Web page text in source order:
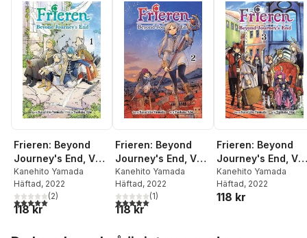
Frieren: Beyond
Journey's End, Vol.
1
Kanehito Yamada
Häftad, 2022
5,0utav 5 stjärnor. Totalt antal röster:
(2)
118 kr
Frieren: Beyond
Journey's End, Vol.
2
Kanehito Yamada
Häftad, 2022
5,0utav 5 stjärnor. Totalt antal röster:
(1)
118 kr
Frieren: Beyond
Journey's End,
3
Kanehito Yamada
Häftad, 2022
118 kr